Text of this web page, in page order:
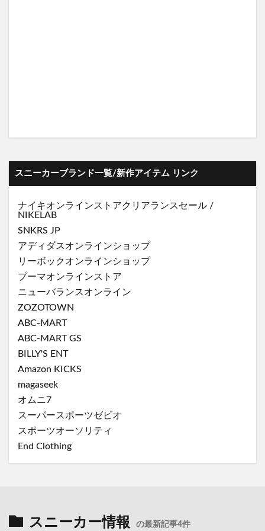
スニーカーブランド一覧/新作アイテム リンク
ナイキオンラインストアクリアランスセール /
NIKELAB
SNKRS JP
アディダスオンラインショップ
リーボックオンラインショップ
プーマオンラインストア
ニューバランスオンライン
ZOZOTOWN
ABC-MART
ABC-MART GS
BILLY'S ENT
Amazon KICKS
magaseek
オムニ7
スーパースポーツゼビオ
スポーツオーソリティ
End Clothing
スニーカー情報 の最新記事4件